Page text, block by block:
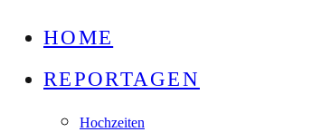
HOME
REPORTAGEN
Hochzeiten